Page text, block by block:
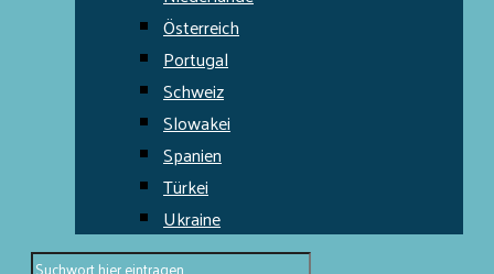
Österreich
Portugal
Schweiz
Slowakei
Spanien
Türkei
Ukraine